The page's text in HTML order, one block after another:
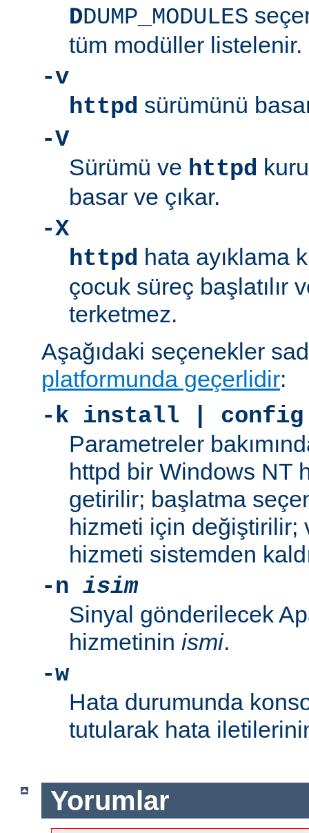
DDUMP_MODULES
tüm modüller listelenir.
-v
httpd sürümünü
-V
Sürümü ve httpd
basar ve çıkar.
-X
httpd hata ayıklama
çocuk süreç başlatılır
terketmez.
Aşağıdaki seçenekler
platformunda geçerlidir:
-k install |
Parametreler
httpd bir Windows NT
getirilir; başlatma
hizmeti için değiştirilir;
hizmeti sistemden
-n isim
Sinyal gönderilecek
hizmetinin ismi.
-w
Hata durumunda
tutularak hata
Yorumlar